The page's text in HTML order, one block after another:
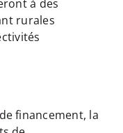
à des
rurales
de financement, la